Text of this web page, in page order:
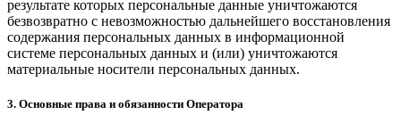
результате которых персональные данные уничтожаются
безвозвратно с невозможностью дальнейшего восстановления
содержания персональных данных в информационной
системе персональных данных и (или) уничтожаются
материальные носители персональных данных.
3. Основные права и обязанности Оператора